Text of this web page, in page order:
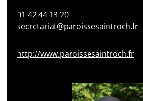
01 42 44 13 20
secretariat@paroissesaintroch.fr
http://www.paroissesaintroch.fr